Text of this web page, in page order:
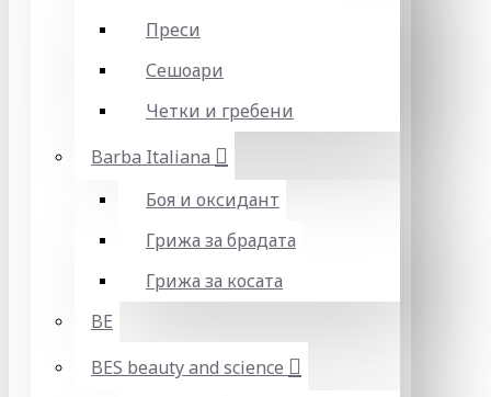
Преси
Сешоари
Четки и гребени
Barba Italiana
Боя и оксидант
Грижа за брадата
Грижа за косата
BE
BES beauty and science